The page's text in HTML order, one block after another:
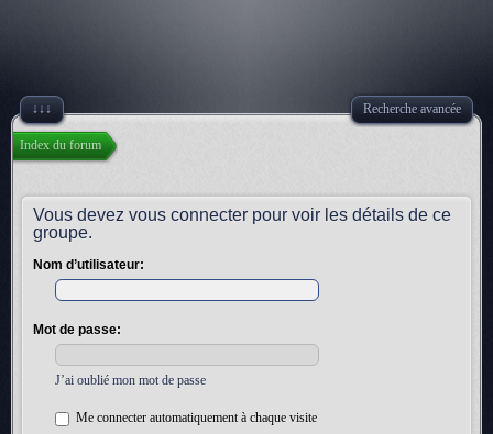
↓↓↓ Recherche avancée
Index du forum
Vous devez vous connecter pour voir les détails de ce
groupe.
Nom d’utilisateur:
Mot de passe:
J’ai oublié mon mot de passe
Me connecter automatiquement à chaque visite